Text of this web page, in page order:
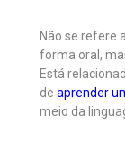
Não se refere
forma oral,
Está
de aprender
meio da